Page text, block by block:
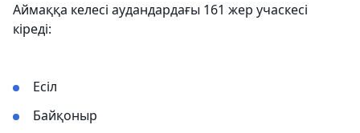
Аймаққа келесі аудандардағы 161 жер учаскесі
кіреді:
Есіл
Байқоныр